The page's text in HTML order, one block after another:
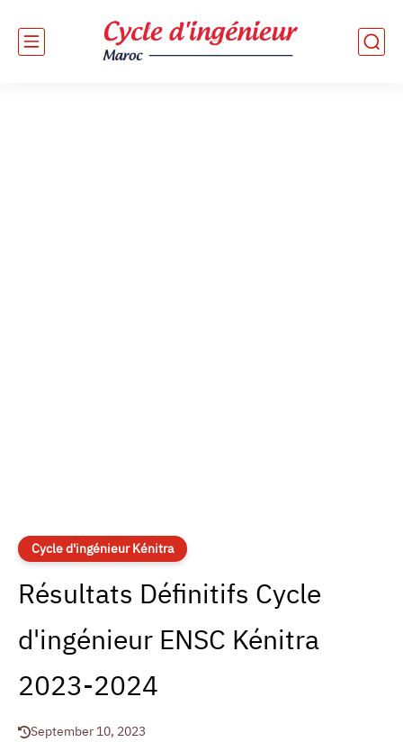
Cycle d'ingénieur Kénitra
Résultats Définitifs Cycle
d'ingénieur ENSC Kénitra
2023-2024
September 10, 2023